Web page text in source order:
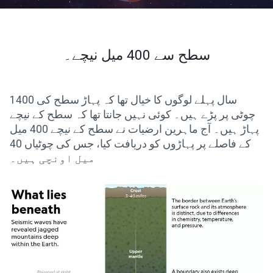
سطح سے 400 میل نیچے۔
1400 سال پہلے لوگوں کا خیال تھا کہ پہاڑ سطح کی
چوٹی پر پڑے ہیں۔ کوئی نہیں جانتا تھا کہ سطح کے نیچے
پہاڑ ہیں۔ آج ماہرین ارضیات نے سطح کے نیچے 400 میل
کے فاصلے پر پہاڑوں کو دریافت کیا، جس کی چوٹیاں 40
میل اونچی ہیں۔